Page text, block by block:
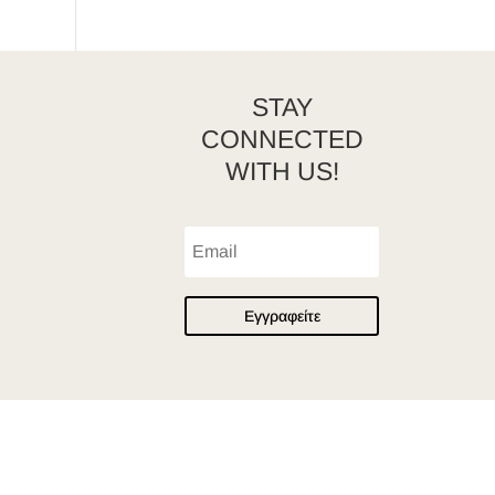
STAY
CONNECTED
WITH US!
Εγγραφείτε